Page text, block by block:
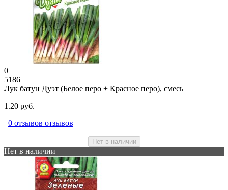
0
5186
Лук батун Дуэт (Белое перо + Красное перо), смесь
1.20 руб.
0 отзывов отзывов
Нет в наличии
Нет в наличии